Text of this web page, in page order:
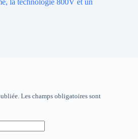
Les champs obligatoires sont